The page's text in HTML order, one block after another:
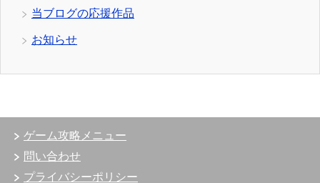
当ブログの応援作品
お知らせ
ゲーム攻略メニュー
問い合わせ
プライバシーポリシー